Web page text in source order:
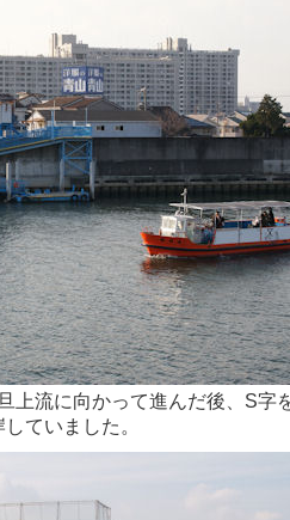
上流に向かって進んだ後、S字
ていました。